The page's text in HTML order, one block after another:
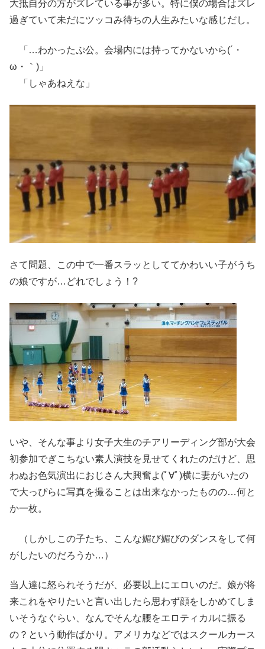
大抵自分の方がズレている事が多い。特に僕の場合はズレ
過ぎていて未だにツッコみ待ちの人生みたいな感じだし。
「…わかったぷ公。会場内には持ってかないから(´・
ω・｀)」
「しゃあねえな」
さて問題、この中で一番スラッとしててかわいい子がうち
の娘ですが…どれでしょう！?
いや、そんな事より女子大生のチアリーディング部が大会
初参加でぎこちない素人演技を見せてくれたのだけど、思
わぬお色気演出におじさん大興奮よ(ﾟ∀ﾟ)横に妻がいたの
で大っぴらに写真を撮ることは出来なかったものの…何と
か一枚。
（しかしこの子たち、こんな媚び媚びのダンスをして何
がしたいのだろうか…）
当人達に怒られそうだが、必要以上にエロいのだ。娘が将
来これをやりたいと言い出したら思わず顔をしかめてしま
いそうなぐらい、なんでそんな腰をエロティカルに振る
の？という動作ばかり。アメリカなどではスクールカース